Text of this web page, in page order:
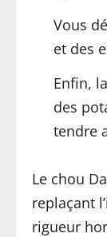
Vous
et des
Enfin,
des
tendre
Le chou
replaçant
rigueur